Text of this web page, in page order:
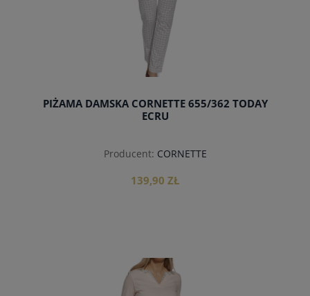
PIŻAMA DAMSKA CORNETTE 655/362 TODAY
ECRU
Producent: CORNETTE
139,90 ZŁ
do koszyka